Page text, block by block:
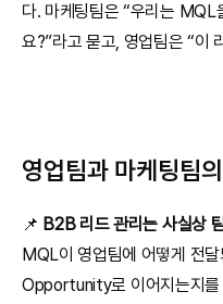
다. 마케팅팀은 “우리는 MQL
요?”라고 묻고, 영업팀은 “이
영업팀과 마케팅팀
📌 B2B 리드 관리는 사실상
MQL이 영업팀에 어떻게 전
Opportunity로 이어지는지를